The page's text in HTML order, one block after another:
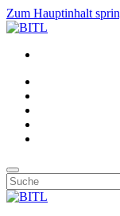
Zum Hauptinhalt